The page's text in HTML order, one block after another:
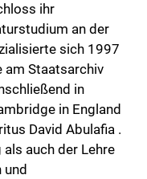
ihr
an der
sich 1997
am Staatsarchiv
in
in England
David Abulafia .
auch der Lehre